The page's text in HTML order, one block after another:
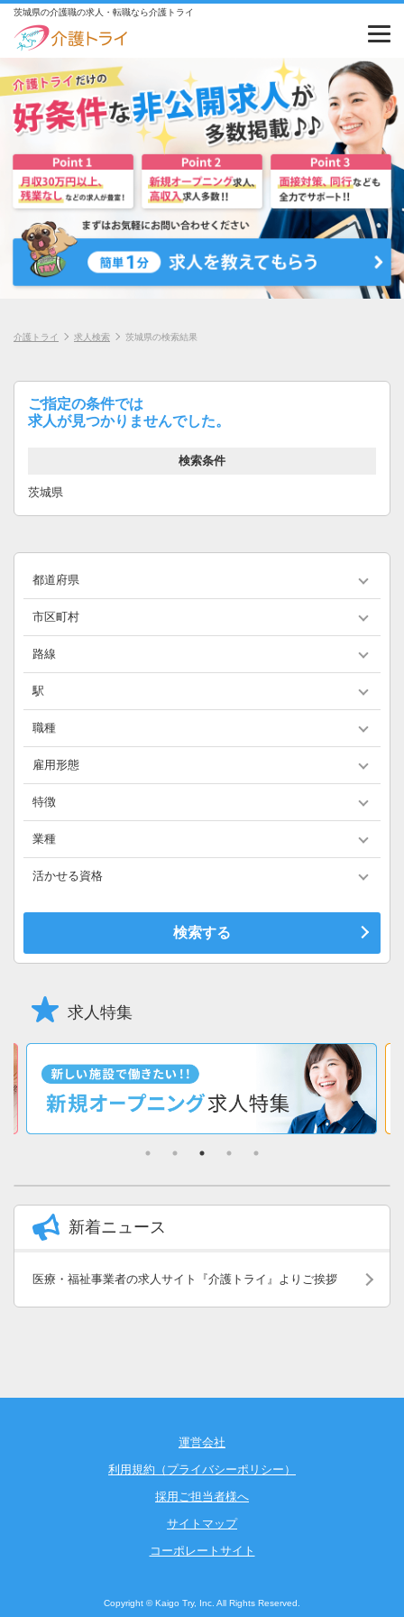
茨城県の介護職の求人・転職なら介護トライ
介護トライ 求人検索 茨城県の検索結果
ご指定の条件では
求人が見つかりませんでした。
検索条件
茨城県
都道府県
市区町村
路線
駅
職種
雇用形態
特徴
業種
活かせる資格
求人特集
新着ニュース
医療・福祉事業者の求人サイト『介護トライ』よりご挨拶
運営会社
利用規約（プライバシーポリシー）
採用ご担当者様へ
サイトマップ
コーポレートサイト
Copyright © Kaigo Try, Inc. All Rights Reserved.